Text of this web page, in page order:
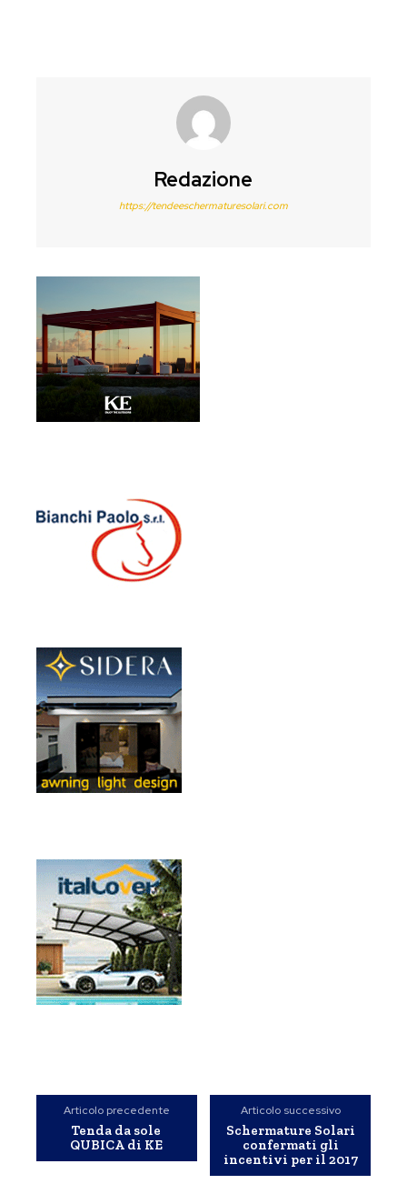
Redazione
https://tendeeschermaturesolari.com
Articolo precedente
Tenda da sole
QUBICA di KE
Articolo successivo
Schermature Solari
confermati gli
incentivi per il 2017